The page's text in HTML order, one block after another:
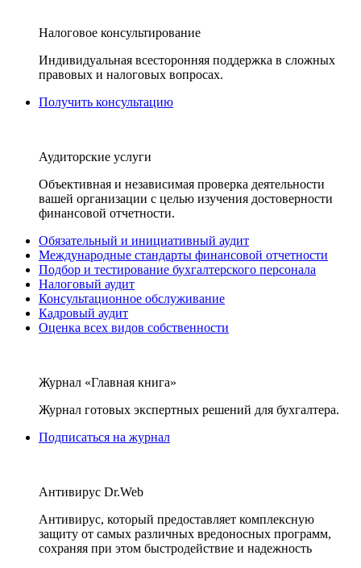
Налоговое консультирование
Индивидуальная всесторонняя поддержка в сложных
правовых и налоговых вопросах.
Получить консультацию
Аудиторские услуги
Объективная и независимая проверка деятельности
вашей организации с целью изучения достоверности
финансовой отчетности.
Обязательный и инициативный аудит
Международные стандарты финансовой отчетности
Подбор и тестирование бухгалтерского персонала
Налоговый аудит
Консультационное обслуживание
Кадровый аудит
Оценка всех видов собственности
Журнал «Главная книга»
Журнал готовых экспертных решений для бухгалтера.
Подписаться на журнал
Антивирус Dr.Web
Антивирус, который предоставляет комплексную
защиту от самых различных вредоносных программ,
сохраняя при этом быстродействие и надежность